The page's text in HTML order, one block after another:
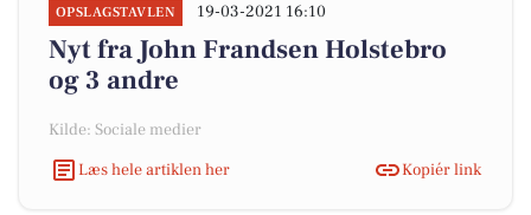
OPSLAGSTAVLEN 19-03-2021 16:10
Nyt fra John Frandsen Holstebro
og 3 andre
Kilde: Sociale medier
Læs hele artiklen her
Kopiér link